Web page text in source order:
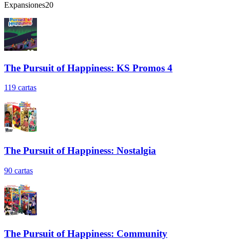
Expansiones20
The Pursuit of Happiness: KS Promos 4
119 cartas
The Pursuit of Happiness: Nostalgia
90 cartas
The Pursuit of Happiness: Community